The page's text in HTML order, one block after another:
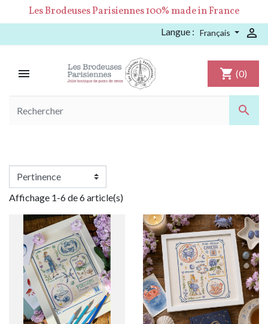
Les Brodeuses Parisiennes 100% made in France
Langue : Français 


shopping_cart (0)
Affichage 1-6 de 6 article(s)